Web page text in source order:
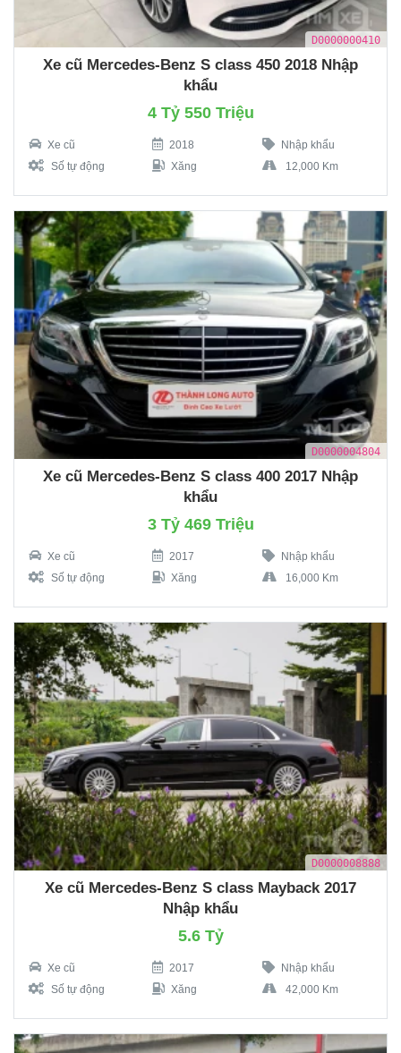
D0000000410
Xe cũ Mercedes-Benz S class 450 2018 Nhập
khẩu
4 Tỷ 550 Triệu
Xe cũ 2018
Nhập khẩu
Số tự động
Xăng 12,000 Km
D0000004804
Xe cũ Mercedes-Benz S class 400 2017 Nhập
khẩu
3 Tỷ 469 Triệu
Xe cũ 2017
Nhập khẩu
Số tự động
Xăng 16,000 Km
D0000008888
Xe cũ Mercedes-Benz S class Mayback 2017
Nhập khẩu
5.6 Tỷ
Xe cũ 2017
Nhập khẩu
Số tự động
Xăng 42,000 Km